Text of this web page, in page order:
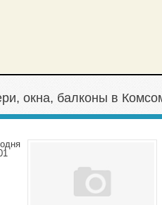
окна, балконы в